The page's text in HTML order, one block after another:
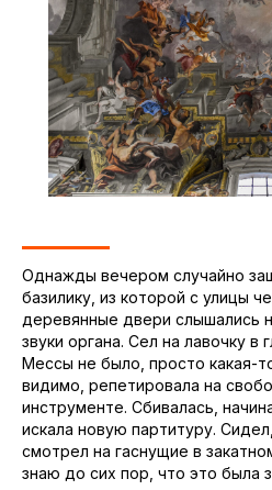
Однажды вечером случайно
базилику, из которой с улицы
деревянные двери слышались
звуки органа. Сел на лавочку в
Мессы не было, просто какая-
видимо, репетировала на
инструменте. Сбивалась,
искала новую партитуру.
смотрел на гаснущие в
знаю до сих пор, что это была